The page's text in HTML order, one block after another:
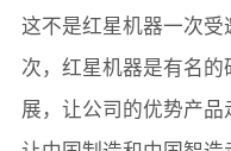
这不是红星机器一次
次，红星机器是有名
展，让公司的优势产品